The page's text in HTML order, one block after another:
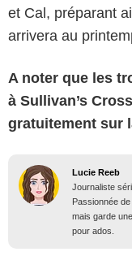
et Cal, préparant
arrivera au
A noter que les
à Sullivan’s
gratuitement sur
Lucie Reeb
Journaliste
Passionnée
mais garde
pour ados.